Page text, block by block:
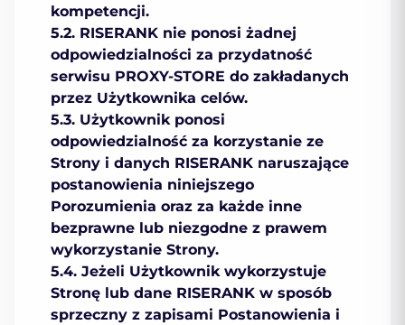
kompetencji.
5.2. RISERANK nie ponosi żadnej
odpowiedzialności za przydatność
serwisu PROXY-STORE do zakładanych
przez Użytkownika celów.
5.3. Użytkownik ponosi
odpowiedzialność za korzystanie ze
Strony i danych RISERANK naruszające
postanowienia niniejszego
Porozumienia oraz za każde inne
bezprawne lub niezgodne z prawem
wykorzystanie Strony.
5.4. Jeżeli Użytkownik wykorzystuje
Stronę lub dane RISERANK w sposób
sprzeczny z zapisami Postanowienia i